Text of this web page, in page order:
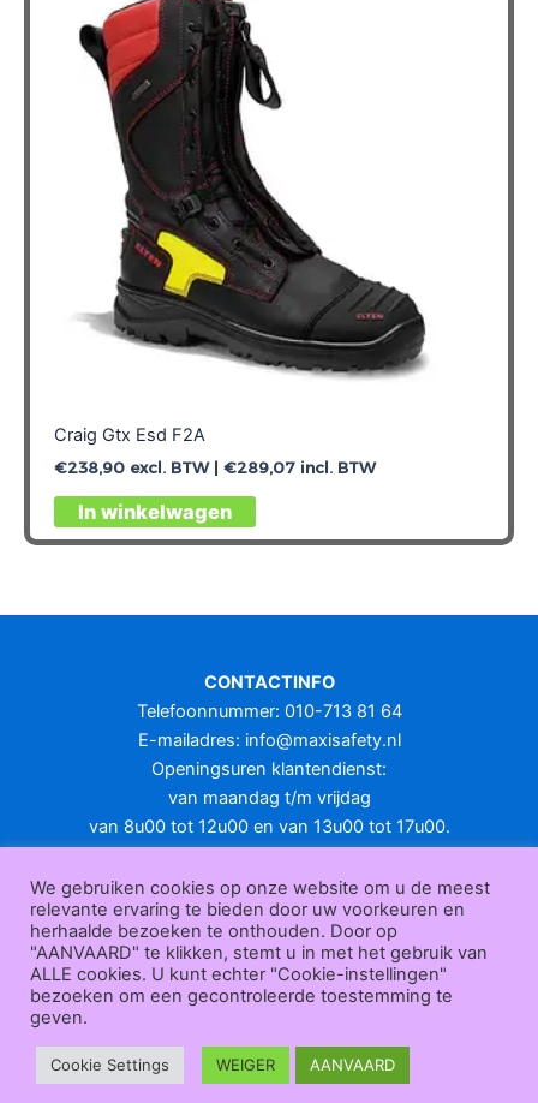
Craig Gtx Esd F2A
€238,90excl. BTW | €289,07incl. BTW
In winkelwagen
Dit
product
variaties.
optie
gekozen
worden
op
productpagina
CONTACTINFO
Telefoonnummer: 010-713 81 64
E-mailadres: info@maxisafety.nl
Openingsuren klantendienst:
van maandag t/m vrijdag
van 8u00 tot 12u00 en van 13u00 tot 17u00.
KLANTENSERVICE
Over
ons|Bedrijfsgegevens| F.A.Q.|Bestelprocedure | Betaling
ending | Retourneren|Herroepingsrecht|Herroepingsfunctie
ederverkoop|Bedrukken|Contact
Algemene voorwaarden
Maxisafety.nl © 2026
We gebruiken cookies op onze website om u de meest
relevante ervaring te bieden door uw voorkeuren en
herhaalde bezoeken te onthouden. Door op
"AANVAARD" te klikken, stemt u in met het gebruik van
ALLE cookies. U kunt echter "Cookie-instellingen"
bezoeken om een gecontroleerde toestemming te
geven.
Cookie Settings WEIGER AANVAARD